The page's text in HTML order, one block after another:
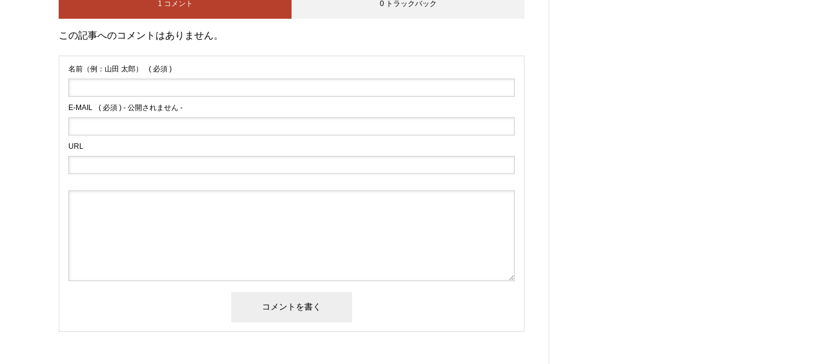
1 コメント 0 トラックバック
この記事へのコメントはありません。
名前（例：山田 太郎） ( 必須 )
E-MAIL ( 必須 ) - 公開されません -
URL